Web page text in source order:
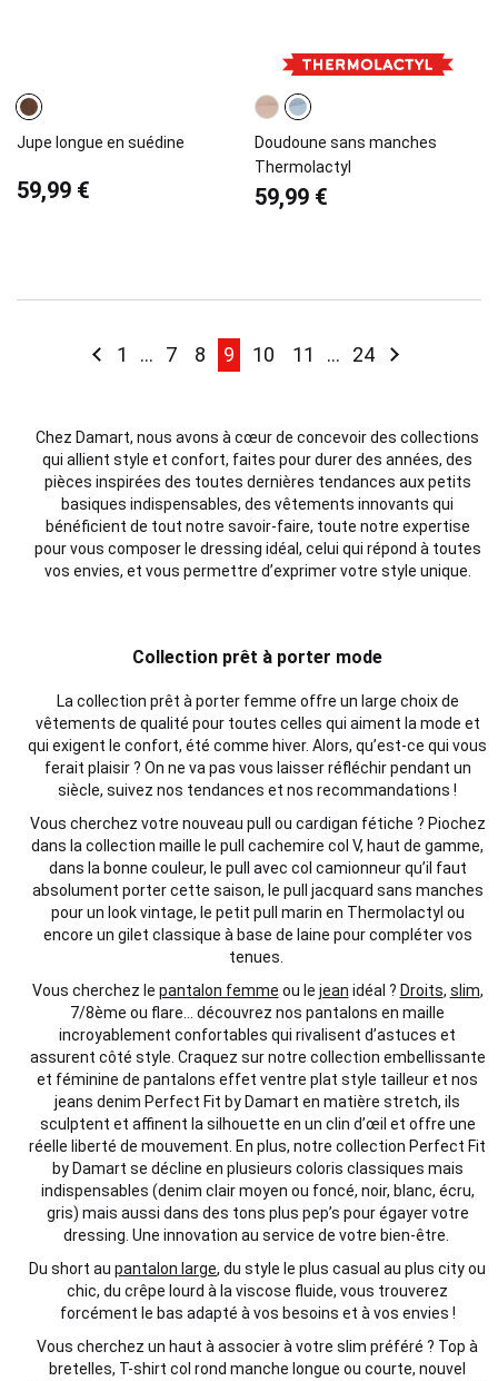
Jupe longue en suédine
59,99 €
Doudoune sans manches
Thermolactyl
59,99 €
PagePage
Précédent
Page
1 ... Page
7 Page
8 You're currently reading page
9 Page
10 Page
11 ... Page
24 Page
Suivant
Chez Damart, nous avons à cœur de concevoir des collections
qui allient style et confort, faites pour durer des années, des
pièces inspirées des toutes dernières tendances aux petits
basiques indispensables, des vêtements innovants qui
bénéficient de tout notre savoir-faire, toute notre expertise
pour vous composer le dressing idéal, celui qui répond à toutes
vos envies, et vous permettre d’exprimer votre style unique.
Collection prêt à porter mode
La collection prêt à porter femme offre un large choix de
vêtements de qualité pour toutes celles qui aiment la mode et
qui exigent le confort, été comme hiver. Alors, qu’est-ce qui vous
ferait plaisir ? On ne va pas vous laisser réfléchir pendant un
siècle, suivez nos tendances et nos recommandations !
Vous cherchez votre nouveau pull ou cardigan fétiche ? Piochez
dans la collection maille le pull cachemire col V, haut de gamme,
dans la bonne couleur, le pull avec col camionneur qu’il faut
absolument porter cette saison, le pull jacquard sans manches
pour un look vintage, le petit pull marin en Thermolactyl ou
encore un gilet classique à base de laine pour compléter vos
tenues.
Vous cherchez le pantalon femme ou le jean idéal ? Droits, slim,
7/8ème ou flare… découvrez nos pantalons en maille
incroyablement confortables qui rivalisent d’astuces et
assurent côté style . Craquez sur notre collection embellissante
et féminine de pantalons effet ventre plat style tailleuret nos
jeans denim Perfect Fit by Damart en matière stretch, ils
sculptent et affinent la silhouette en un clin d’œil et offre une
réelle liberté de mouvement. En plus, notre collection Perfect Fit
by Damart se décline en plusieurs coloris classiques mais
indispensables (denim clair moyen ou foncé, noir, blanc, écru,
gris) mais aussi dans des tons plus pep’s pour égayer votre
dressing. Une innovation au service de votre bien-être.
Du short au pantalon large, du style le plus casual au plus city ou
chic, du crêpe lourd à la viscose fluide, vous trouverez
forcément le bas adapté à vos besoins et à vos envies !
Vous cherchez un haut à associer à votre slim préféré ? Top à
bretelles, T-shirt col rond manche longue ou courte, nouvel